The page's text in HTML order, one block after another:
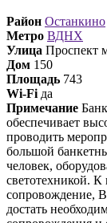
Район Останкино
Метро ВДНХ
Улица Проспект
Дом 150
Площадь 743
Wi-Fi да
Примечание
обеспечивает
проводить
большой
человек,
светотехникой. К
сопровождение,
достать